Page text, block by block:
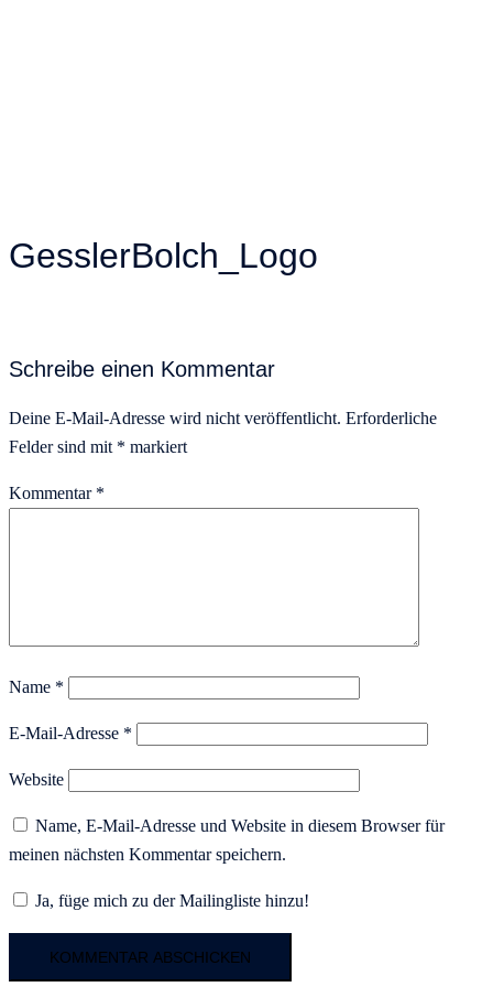
GesslerBolch_Logo
Schreibe einen Kommentar
Deine E-Mail-Adresse wird nicht veröffentlicht. Erforderliche
Felder sind mit * markiert
Kommentar *
Name *
E-Mail-Adresse *
Website
Name, E-Mail-Adresse und Website in diesem Browser für
meinen nächsten Kommentar speichern.
Ja, füge mich zu der Mailingliste hinzu!